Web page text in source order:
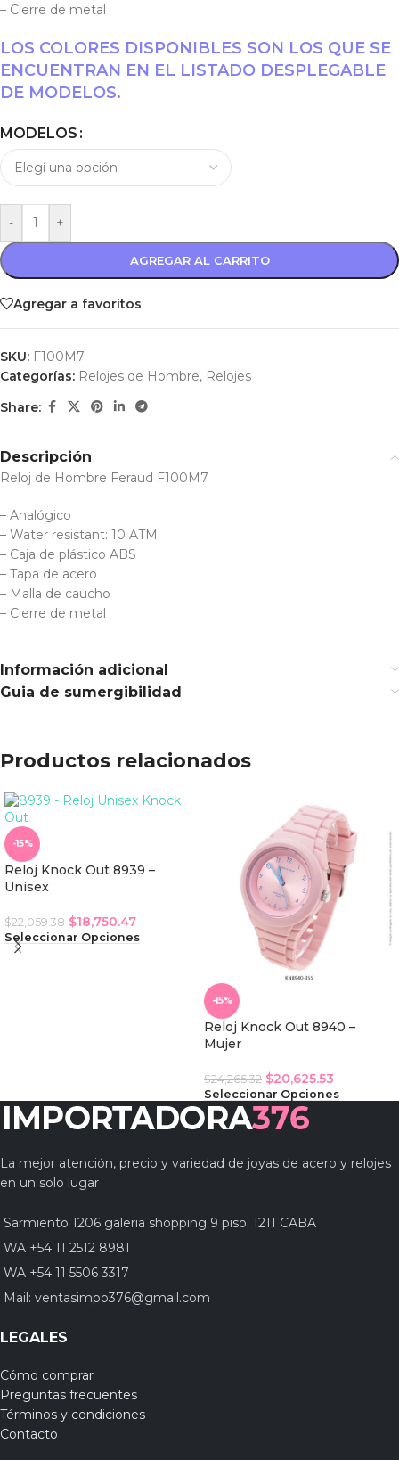
– Cierre de metal
LOS COLORES DISPONIBLES SON LOS QUE SE
ENCUENTRAN EN EL LISTADO DESPLEGABLE
DE MODELOS.
MODELOS
- +
AGREGAR AL CARRITO
Agregar a favoritos
SKU: F100M7
Categorías: Relojes de Hombre, Relojes
Share:
Descripción
Reloj de Hombre Feraud F100M7
– Analógico
– Water resistant: 10 ATM
– Caja de plástico ABS
– Tapa de acero
– Malla de caucho
– Cierre de metal
Información adicional
Guia de sumergibilidad
Productos relacionados
-15%
Reloj Knock Out 8939 –
Unisex
$22,059.38 $18,750.47
Seleccionar Opciones
-15%
Reloj Knock Out 8940 –
Mujer
$24,265.32 $20,625.53
Seleccionar Opciones
La mejor atención, precio y variedad de joyas de acero y relojes
en un solo lugar
Sarmiento 1206 galeria shopping 9 piso. 1211 CABA
WA +54 11 2512 8981
WA +54 11 5506 3317
Mail: ventasimpo376@gmail.com
LEGALES
Cómo comprar
Preguntas frecuentes
Términos y condiciones
Contacto